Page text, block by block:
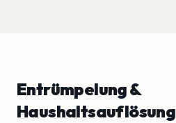
Entrümpelung &
Haushaltsauflösung